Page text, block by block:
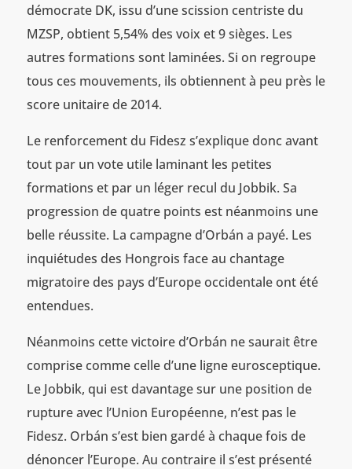
démocrate DK, issu d’une scission centriste du
MZSP, obtient 5,54% des voix et 9 sièges. Les
autres formations sont laminées. Si on regroupe
tous ces mouvements, ils obtiennent à peu près le
score unitaire de 2014.
Le renforcement du Fidesz s’explique donc avant
tout par un vote utile laminant les petites
formations et par un léger recul du Jobbik. Sa
progression de quatre points est néanmoins une
belle réussite. La campagne d’Orbán a payé. Les
inquiétudes des Hongrois face au chantage
migratoire des pays d’Europe occidentale ont été
entendues.
Néanmoins cette victoire d’Orbán ne saurait être
comprise comme celle d’une ligne eurosceptique.
Le Jobbik, qui est davantage sur une position de
rupture avec l’Union Européenne, n’est pas le
Fidesz. Orbán s’est bien gardé à chaque fois de
dénoncer l’Europe. Au contraire il s’est présenté